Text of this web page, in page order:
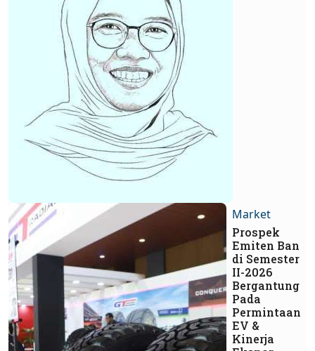
Market
Prospek
Emiten Ban
di Semester
II-2026
Bergantung
Pada
Permintaan
EV &
Kinerja